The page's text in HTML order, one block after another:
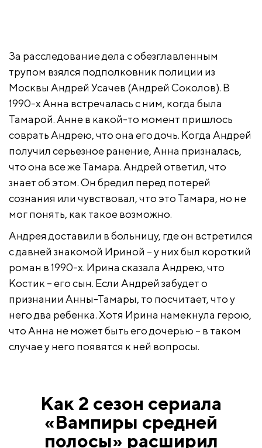
За расследование дела с обезглавленным
трупом взялся подполковник полиции из
Москвы Андрей Усачев (Андрей Соколов). В
1990-х Анна встречалась с ним, когда была
Тамарой. Анне в какой-то момент пришлось
соврать Андрею, что она его дочь. Когда Андрей
получил серьезное ранение, Анна призналась,
что она все же Тамара. Андрей ответил, что
знает об этом. Он бредил перед потерей
сознания или чувствовал, что это Тамара, но не
мог понять, как такое возможно.
Андрея доставили в больницу, где он встретился
с давней знакомой Ириной – у них был короткий
роман в 1990-х. Ирина сказала Андрею, что
Костик – его сын. Если Андрей забудет о
признании Анны-Тамары, то посчитает, что у
него два ребенка. Хотя Ирина намекнула герою,
что Анна не может быть его дочерью – в таком
случае у него появятся к ней вопросы.
Как 2 сезон сериала
«Вампиры средней
полосы» расширил